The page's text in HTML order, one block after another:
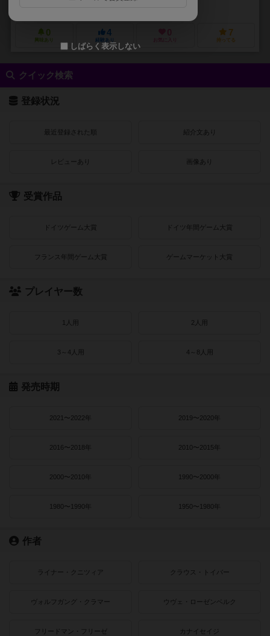
0
興味あり
4
経験あり お気に入り
7
持ってる
クイック検索
登録状況
最近登録された順 紹介文あり
レビューあり 画像あり
受賞作品
ドイツゲーム大賞 ドイツ年間ゲーム大賞
フランス年間ゲーム大賞 ゲームマーケット大賞
プレイヤー数
1人用 2人用
3～4人用 4～8人用
発売時期
2021〜2022年 2019〜2020年
2016〜2018年 2010〜2015年
2000〜2010年 1990〜2000年
1980〜1990年 1950〜1980年
作者
ライナー・クニツィア クラウス・トイバー
ヴォルフガング・クラマー ウヴェ・ローゼンベルク
フリードマン・フリーゼ カナイセイジ
しばらく表示しない